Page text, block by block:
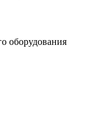
оборудования